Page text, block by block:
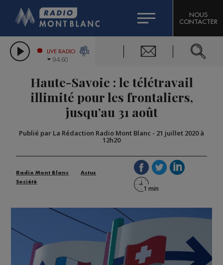
LES CHRONIQUES DE L'EXPERT
CITIZEN MACHINERY
GRAND MASSIF DOMAINES SKIABLES
BIGARD
COMPAGNIE DU MONT-BLANC
NOUS
CONTACTER
LIVE RADIO
94.60
Haute-Savoie : le télétravail
illimité pour les frontaliers,
jusqu’au 31 août
Publié par La Rédaction Radio Mont Blanc - 21 juillet 2020 à
12h20
Radio Mont Blanc
Actus
Société